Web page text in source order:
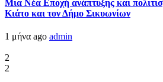
Μια Νέα Εποχή ανάπτυξης και
Κιάτο και τον Δήμο Σικυωνίων
1 μήνα ago admin
2
2